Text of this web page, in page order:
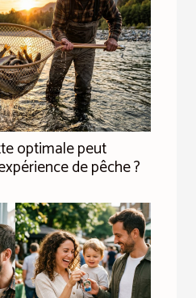
optimale peut
de pêche ?